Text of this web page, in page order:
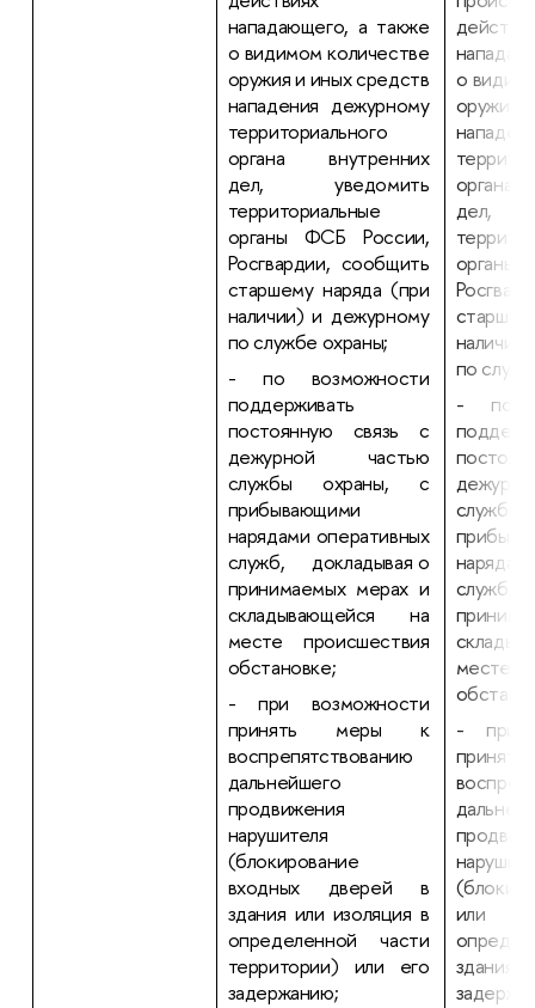
нападающего, а также
о видимом количестве
оружия и иных средств
нападения дежурному
территориального
органа внутренних
дел, уведомить
территориальные
органы ФСБ России,
Росгвардии, сообщить
старшему наряда (при
наличии) и дежурному
по службе охраны;
- по возможности
поддерживать
постоянную связь с
дежурной частью
службы охраны, с
прибывающими
нарядами оперативных
служб, докладывая о
принимаемых мерах и
складывающейся на
месте происшествия
обстановке;
- при возможности
принять меры к
воспрепятствованию
дальнейшего
продвижения
нарушителя
(блокирование
входных дверей в
здания или изоляция в
определенной части
территории) или его
задержанию;
о
оружия
дел,
по
- по
служб,
месте
- при
или